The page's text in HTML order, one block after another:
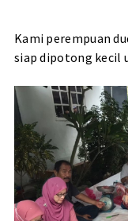
Kami perempuan
siap dipotong kecil